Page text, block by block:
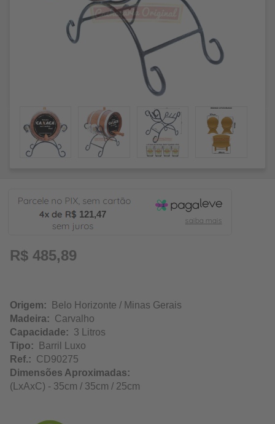
121,47
R$ 485,89
Origem: Belo Horizonte / Minas Gerais
Madeira: Carvalho
Capacidade: 3 Litros
Tipo: Barril Luxo
Ref.: CD90275
Dimensões Aproximadas:
(LxAxC) - 35cm / 35cm / 25cm